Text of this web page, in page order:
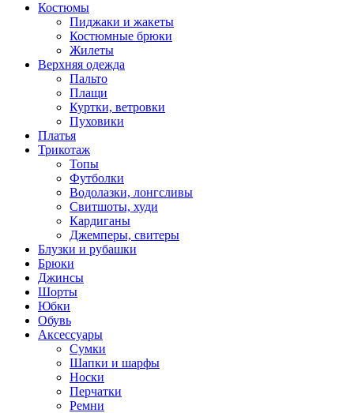
Костюмы
Пиджаки и жакеты
Костюмные брюки
Жилеты
Верхняя одежда
Пальто
Плащи
Куртки, ветровки
Пуховики
Платья
Трикотаж
Топы
Футболки
Водолазки, лонгсливы
Свитшоты, худи
Кардиганы
Джемперы, свитеры
Блузки и рубашки
Брюки
Джинсы
Шорты
Юбки
Обувь
Аксессуары
Сумки
Шапки и шарфы
Носки
Перчатки
Ремни